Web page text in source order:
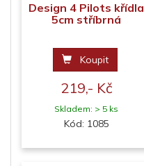
Design 4 Pilots křídla
5cm stříbrná
Koupit
219,- Kč
Skladem: > 5 ks
Kód: 1085